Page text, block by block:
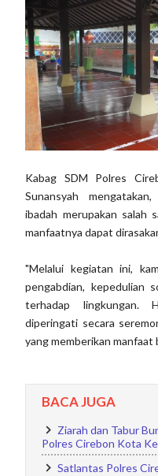
Kabag SDM Polres
Sunansyah
ibadah merupakan salah
manfaatnya dapat
"Melalui kegiatan ini,
pengabdian, kepedulian
terhadap lingkungan.
diperingati secara
yang memberikan manfaat
BACA JUGA
Ziarah dan Tabur
Polres Cirebon Kota
Satlantas Polres